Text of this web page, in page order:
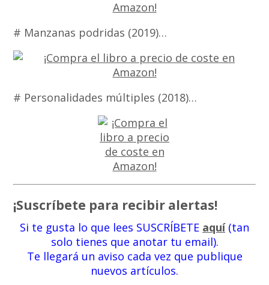
# Manzanas podridas (2019)…
# Personalidades múltiples (2018)…
¡Suscríbete para recibir alertas!
Si te gusta lo que lees SUSCRÍBETE aquí(tan
solo tienes que anotar tu email).
Te llegará un aviso cada vez que publique
nuevos artículos.